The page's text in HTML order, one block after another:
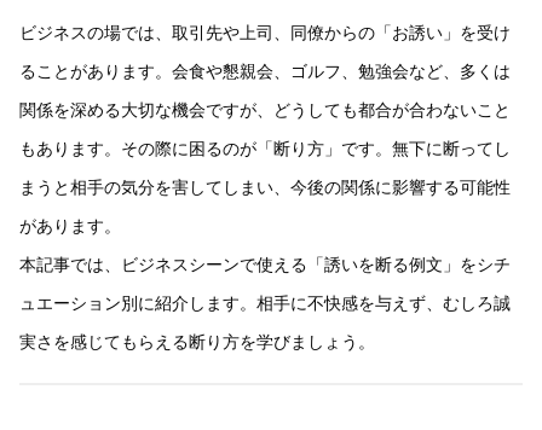
ビジネスの場では、取引先や上司、同僚からの「お誘い」を受け
ることがあります。会食や懇親会、ゴルフ、勉強会など、多くは
関係を深める大切な機会ですが、どうしても都合が合わないこと
もあります。その際に困るのが「断り方」です。無下に断ってし
まうと相手の気分を害してしまい、今後の関係に影響する可能性
があります。
本記事では、ビジネスシーンで使える「誘いを断る例文」をシチ
ュエーション別に紹介します。相手に不快感を与えず、むしろ誠
実さを感じてもらえる断り方を学びましょう。